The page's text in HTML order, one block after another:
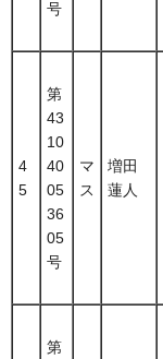
号
4
5
第
43
10
40
05
36
05
号
マ
ス
増田
蓮人
第